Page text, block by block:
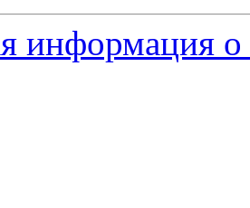
информация о